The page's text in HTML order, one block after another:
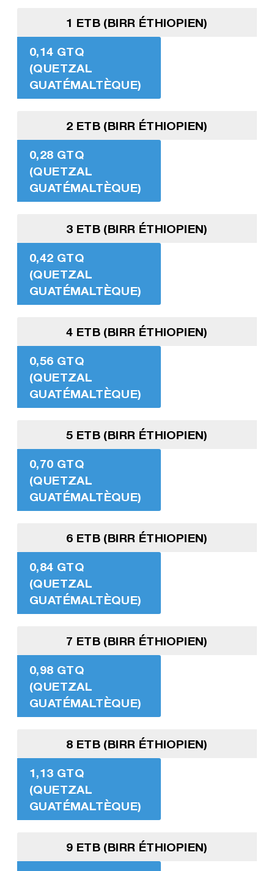
1 ETB (BIRR ÉTHIOPIEN)
0,14 GTQ
(QUETZAL
GUATÉMALTÈQUE)
2 ETB (BIRR ÉTHIOPIEN)
0,28 GTQ
(QUETZAL
GUATÉMALTÈQUE)
3 ETB (BIRR ÉTHIOPIEN)
0,42 GTQ
(QUETZAL
GUATÉMALTÈQUE)
4 ETB (BIRR ÉTHIOPIEN)
0,56 GTQ
(QUETZAL
GUATÉMALTÈQUE)
5 ETB (BIRR ÉTHIOPIEN)
0,70 GTQ
(QUETZAL
GUATÉMALTÈQUE)
6 ETB (BIRR ÉTHIOPIEN)
0,84 GTQ
(QUETZAL
GUATÉMALTÈQUE)
7 ETB (BIRR ÉTHIOPIEN)
0,98 GTQ
(QUETZAL
GUATÉMALTÈQUE)
8 ETB (BIRR ÉTHIOPIEN)
1,13 GTQ
(QUETZAL
GUATÉMALTÈQUE)
9 ETB (BIRR ÉTHIOPIEN)